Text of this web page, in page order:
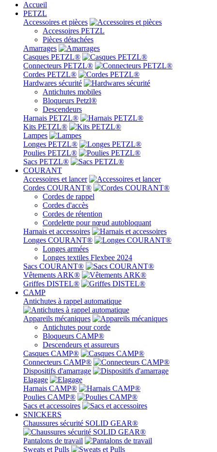
Accueil
PETZL
Accessoires et pièces
Accessoires PETZL
Pièces détachées
Amarrages
Casques PETZL®
Connecteurs PETZL®
Cordes PETZL®
Hardwares sécurité
Antichutes mobiles
Bloqueurs Petzl®
Descendeurs
Harnais PETZL®
Kits PETZL®
Lampes
Longes PETZL®
Poulies PETZL®
Sacs PETZL®
COURANT
Accessoires et lancer
Cordes COURANT®
Cordes de rappel
Cordes d'accès
Cordes de rétention
Cordelette pour nœud autobloquant
Harnais et accessoires
Longes COURANT®
Longes armées
Longes textiles Flexbee 2024
Sacs COURANT®
Vêtements ARK®
Griffes DISTEL®
CAMP
Antichutes à rappel automatique
Appareils mécaniques
Antichutes pour corde
Bloqueurs CAMP®
Descendeurs et assureurs
Casques CAMP®
Connecteurs CAMP®
Dispositifs d'amarrage
Elagage
Harnais CAMP®
Poulies CAMP®
Sacs et accessoires
SNICKERS
Chaussures sécurité SOLID GEAR®
Pantalons de travail
Sweats et Pulls